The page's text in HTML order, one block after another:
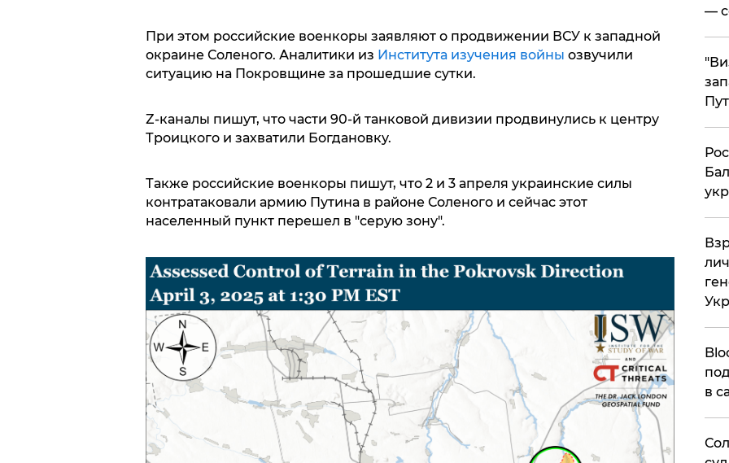
При этом российские военкоры заявляют о продвижении ВСУ к западной
окраине Соленого. Аналитики из Института изучения войны озвучили
ситуацию на Покровщине за прошедшие сутки.
Z-каналы пишут, что части 90-й танковой дивизии продвинулись к центру
Троицкого и захватили Богдановку.
Также российские военкоры пишут, что 2 и 3 апреля украинские силы
контратаковали армию Путина в районе Соленого и сейчас этот
населенный пункт перешел в "серую зону".
—
в